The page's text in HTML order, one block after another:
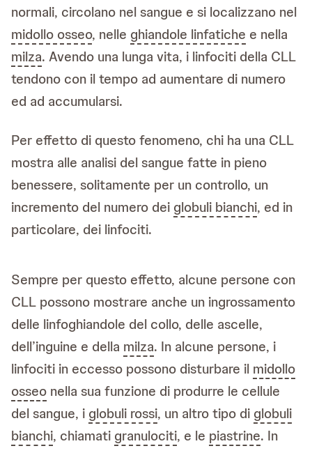
normali, circolano nel sangue e si localizzano nel
midollo osseo, nelle ghiandole linfatiche e nella
milza. Avendo una lunga vita, i linfociti della CLL
tendono con il tempo ad aumentare di numero
ed ad accumularsi.
Per effetto di questo fenomeno, chi ha una CLL
mostra alle analisi del sangue fatte in pieno
benessere, solitamente per un controllo, un
incremento del numero dei globuli bianchi, ed in
particolare, dei linfociti.
Sempre per questo effetto, alcune persone con
CLL possono mostrare anche un ingrossamento
delle linfoghiandole del collo, delle ascelle,
dell’inguine e della milza. In alcune persone, i
linfociti in eccesso possono disturbare il midollo
osseo nella sua funzione di produrre le cellule
del sangue, i globuli rossi, un altro tipo di globuli
bianchi, chiamati granulociti, e le piastrine. In